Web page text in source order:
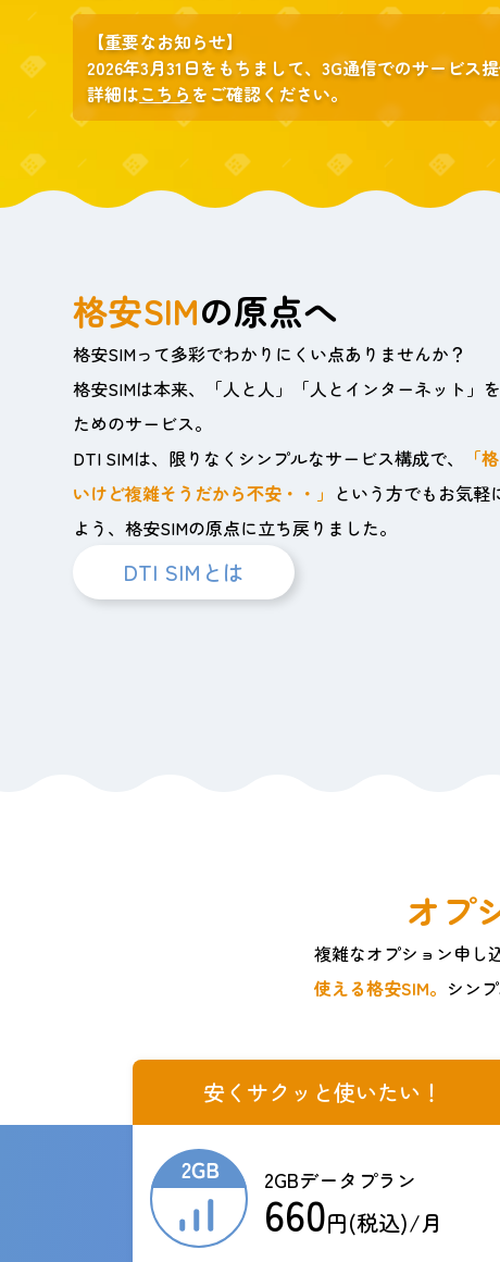
【重要なお知らせ】
2026年3月31日をもちまして、3G通信でのサービス
詳細はこちら をご確認ください。
格安SIMの原点へ
格安SIMって多彩でわかりにくい点ありませんか？
格安SIMは本来、「人と人」「人とインターネット」
ためのサービス。
DTI SIMは、限りなくシンプルなサービス構成で、
「
いけど複雑そうだから不安・・」 という方でもお気軽
よう、格安SIMの原点に立ち戻りました。
DTI SIMとは
オプ
複雑なオプション申し
使える格安SIM。 シン
安くサクッと使いたい！
2GBデータプラン
660円(税込)/月